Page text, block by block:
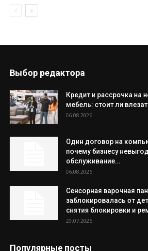
Выбор редактора
Кредит и рассрочка на
мебель: стоит ли
06.08.2026
Один договор на
почему бизнесу
обслуживание...
06.08.2026
Сенсорная варочная
заблокировалась от
снятия блокировки и
29.07.2026
Популярные посты